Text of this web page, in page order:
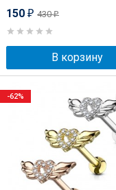
150 ₽ 430₽
В корзину
-62%